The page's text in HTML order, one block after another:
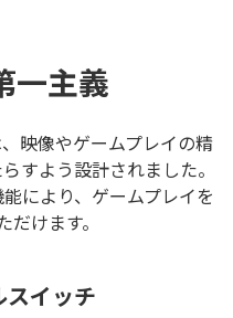
一主義
映像やゲームプレイの精
すよう設計されました。
により、ゲームプレイを
けます。
スイッチ